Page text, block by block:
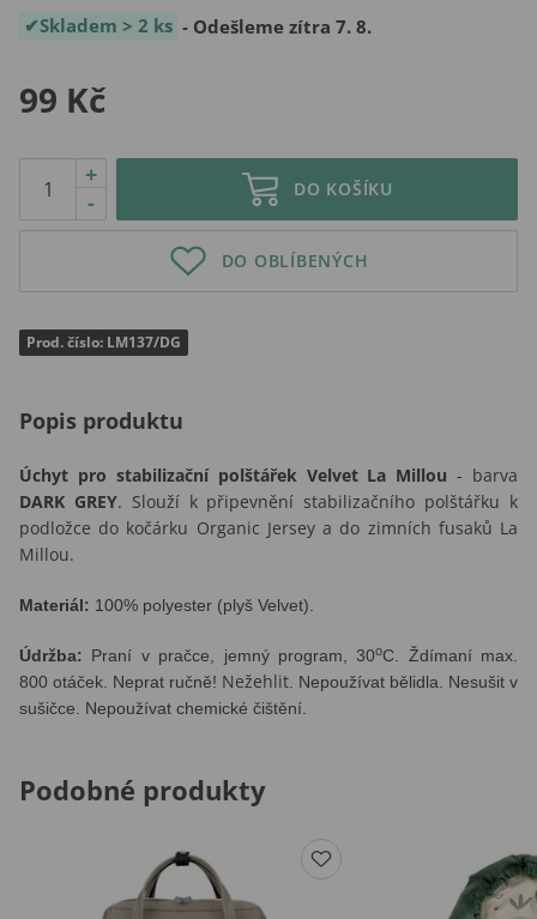
Skladem > 2 ks - Odešleme zítra 7. 8.
99 Kč
-
+
DO KOŠÍKU
DO OBLÍBENÝCH
Prod. číslo: LM137/DG
Popis produktu
Úchyt pro stabilizační polštářek Velvet La Millou - barva
DARK GREY. Slouží k připevnění stabilizačního polštářku k
podložce do kočárku Organic Jersey a do zimních fusaků La
Millou.
Materiál: 100% polyester (plyš Velvet).
Údržba: Praní v pračce, jemný program, 30oC. Ždímaní max.
800 otáček. Neprat ručně! Nežehlit. Nepoužívat bělidla. Nesušit v
sušičce. Nepoužívat chemické čištění.
Podobné produkty